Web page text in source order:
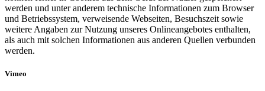
werden und unter anderem technische Informationen zum Browser
und Betriebssystem, verweisende Webseiten, Besuchszeit sowie
weitere Angaben zur Nutzung unseres Onlineangebotes enthalten,
als auch mit solchen Informationen aus anderen Quellen verbunden
werden.
Vimeo